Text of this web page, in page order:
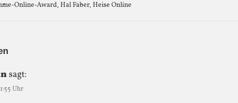
Online-Award, Hal Faber, Heise Online
sagt:
Uhr